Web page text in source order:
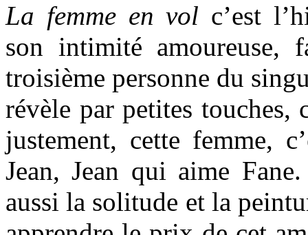
La femme en vol c’est
son intimité amoureuse,
troisième personne du
révèle par petites touches,
justement, cette femme,
Jean, Jean qui aime
aussi la solitude et la